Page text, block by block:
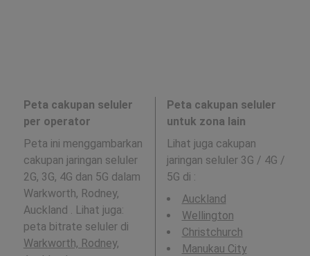
Peta cakupan seluler
per operator
Peta ini menggambarkan
cakupan jaringan seluler
2G, 3G, 4G dan 5G dalam
Warkworth, Rodney,
Auckland . Lihat juga:
peta bitrate seluler di
Warkworth, Rodney,
Peta cakupan seluler
untuk zona lain
Lihat juga cakupan
jaringan seluler 3G / 4G /
5G di :
Auckland
Wellington
Christchurch
Manukau City